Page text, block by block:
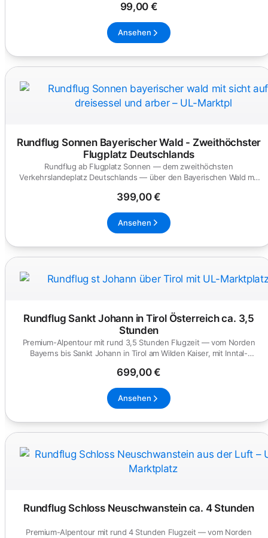
99,00 €
Ansehen
Rundflug Sonnen Bayerischer Wald - Zweithöchster
Flugplatz Deutschlands
Rundflug ab Flugplatz Sonnen — dem zweithöchsten
Verkehrslandeplatz Deutschlands — über den Bayerischen Wald mit
399,00 €
Ansehen
Rundflug Sankt Johann in Tirol Österreich ca. 3,5
Stunden
Premium-Alpentour mit rund 3,5 Stunden Flugzeit — vom Norden
Bayerns bis Sankt Johann in Tirol am Wilden Kaiser, mit Inntal-
699,00 €
Ansehen
Rundflug Schloss Neuschwanstein ca. 4 Stunden
Premium-Alpentour mit rund 4 Stunden Flugzeit — vom Norden